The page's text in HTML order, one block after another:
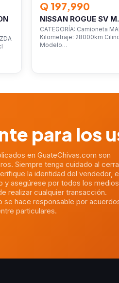
Q 197,990
NISSAN ROGUE SV
CATEGORÍA: Camioneta
Kilometraje: 28000km
Modelo…
para los
en GuateChivas.com son
Siempre tenga cuidado al
la identidad del vendedor,
y asegúrese por todos los medios
realizar cualquier transacción.
se hace responsable por
particulares.